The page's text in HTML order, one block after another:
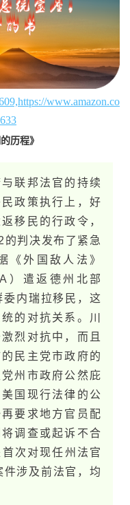
www.amazon.co
历程》
联邦法官的持续
政策执行上，好
移民的行政令，
判决发布了紧急
《外国敌人法》
）遣返德州北部
内瑞拉移民，这
的对抗关系。川
烈对抗中，而且
民主党市政府的
州市政府公然庇
国现行法律的公
要求地方官员配
调查或起诉不合
次对现任州法官
涉及前法官，均